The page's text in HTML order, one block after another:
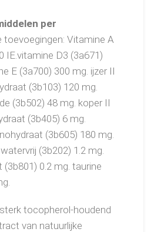
per
toevoegingen: Vitamine A
IE.vitamine D3 (3a671)
E (3a700) 300 mg. ijzer II
(3b103) 120 mg.
(3b502) 48 mg. koper II
(3b405) 6 mg.
(3b605) 180 mg.
(3b202) 1.2 mg.
0.2 mg. taurine
tocopherol-houdend
van natuurlijke